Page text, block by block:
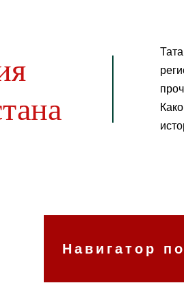
Навигатор